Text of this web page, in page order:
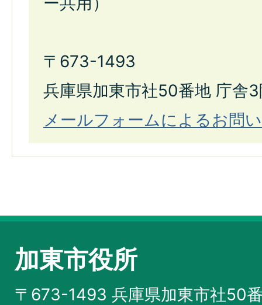
〒673-1493
兵庫県加東市社50番地 庁舎
メールフォームによるお問
加東市役所
〒673-1493 兵庫県加東市社50